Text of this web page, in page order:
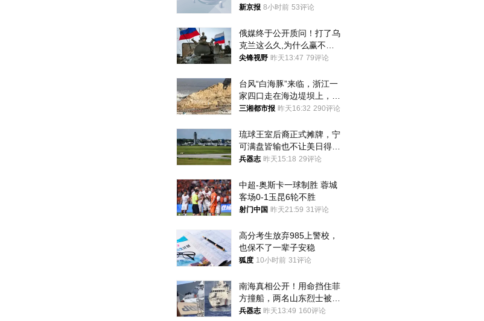
新京报 8小时前 53评论
俄媒终于公开质问！打了乌
克兰这么久,为什么赢不了?
答案令人沉默
尖锋视野 昨天13:47 79评论
台风“白海豚”来临，浙江一
家四口走在海边堤坝上，其
中9岁男孩被巨浪卷入海
三湘都市报 昨天16:32 290评论
琉球王室后裔正式摊牌，宁
可满盘皆输也不让美日得
逞，中国成关键
兵器志 昨天15:18 29评论
中超-奥斯卡一球制胜 蓉城
客场0-1玉昆6轮不胜
射门中国 昨天21:59 31评论
高分考生放弃985上警校，
也保不了一辈子安稳
狐度 10小时前 31评论
南海真相公开！用命挡住菲
方撞船，两名山东烈士被授
武警最高荣誉
兵器志 昨天13:49 160评论